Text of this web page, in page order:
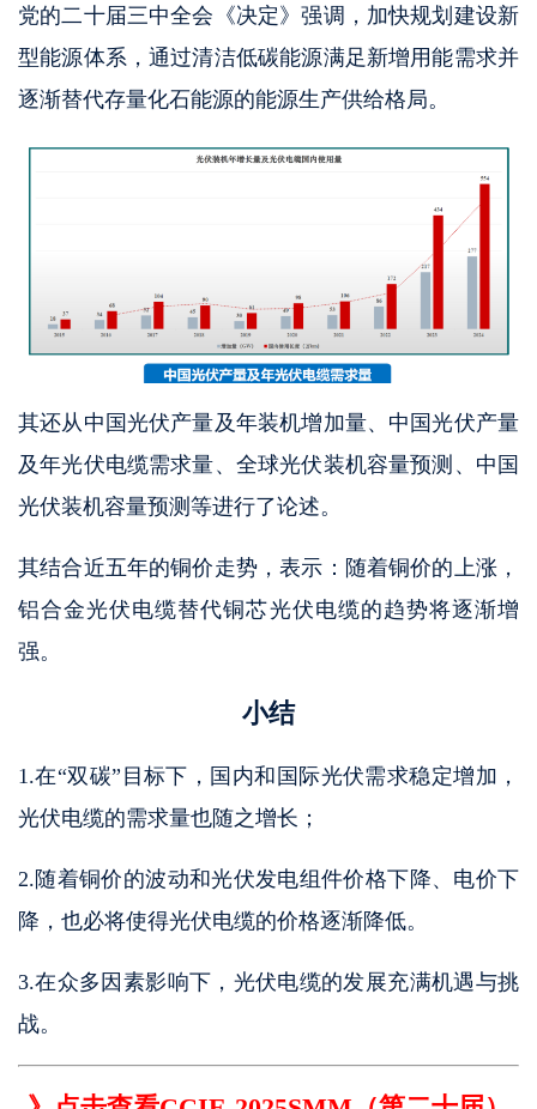
党的二十届三中全会《决定》强调，加快规划建设新
型能源体系，通过清洁低碳能源满足新增用能需求并
逐渐替代存量化石能源的能源生产供给格局。
其还从中国光伏产量及年装机增加量、中国光伏产量
及年光伏电缆需求量、全球光伏装机容量预测、中国
光伏装机容量预测等进行了论述。
其结合近五年的铜价走势，表示：随着铜价的上涨，
铝合金光伏电缆替代铜芯光伏电缆的趋势将逐渐增
强。
小结
1.在“双碳”目标下，国内和国际光伏需求稳定增加，
光伏电缆的需求量也随之增长；
2.随着铜价的波动和光伏发电组件价格下降、电价下
降，也必将使得光伏电缆的价格逐渐降低。
3.在众多因素影响下，光伏电缆的发展充满机遇与挑
战。